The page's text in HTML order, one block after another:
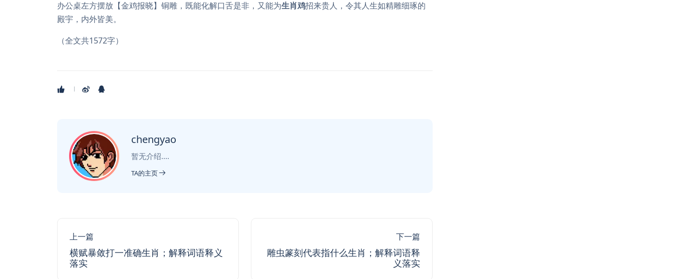
办公桌左方摆放【金鸡报晓】铜雕，既能化解口舌是非，又能为生肖鸡招来贵人，令其人生如精雕细琢的
殿宇，内外皆美。
（全文共1572字）
chengyao
暂无介绍....
TA的主页
上一篇
横赋暴敛打一准确生肖；解释词语释义
落实
下一篇
雕虫篆刻代表指什么生肖；解释词语释
义落实